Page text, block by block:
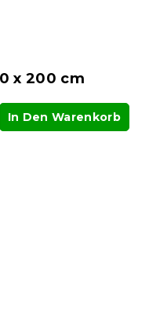
x 200 cm
In Den Warenkorb